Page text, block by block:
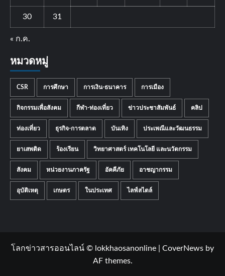
30 31
« ก.ค.
หมวดหมู่
CSR การศึกษา การเงิน-ธนาคาร การเมือง
กิจกรรมเพื่อสังคม กีฬา-ท่องเที่ยว ข่าวประชาสัมพันธ์ คลิป
ท่องเที่ยว ธุรกิจ-การตลาด บันเทิง ประเพณีและวัฒนธรรม
ยาเสพติด ร้องเรียน วิทยาศาสตร์ เทคโนโลยี และนวัตกรรม
สังคม หน่วยงานภาครัฐ อัคคีภัย อาชญากรรม
อุบัติเหตุ เกษตร ในประเทศ ไลฟ์สไตล์
โลกข่าวสารออนไลน์ © lokkhaosanonline CoverNews by
AF themes.